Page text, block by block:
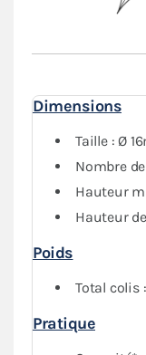
Dimensions
Taille : Ø
Nombre
Hauteur
Hauteur
Poids
Total colis
Pratique